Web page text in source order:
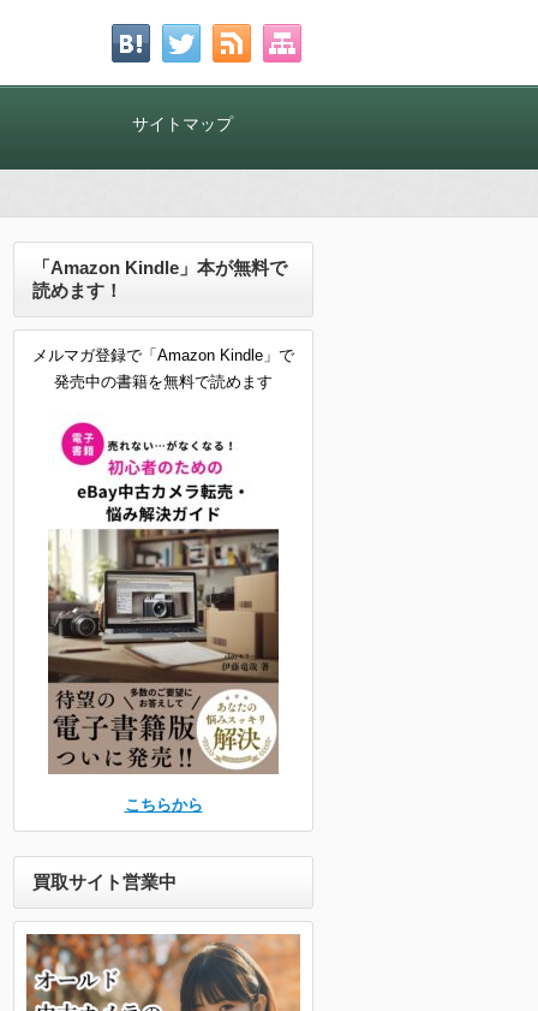
サイトマップ
「Amazon Kindle」本が無料で
読めます！
メルマガ登録で「Amazon Kindle」で
発売中の書籍を無料で読めます
こちらから
買取サイト営業中